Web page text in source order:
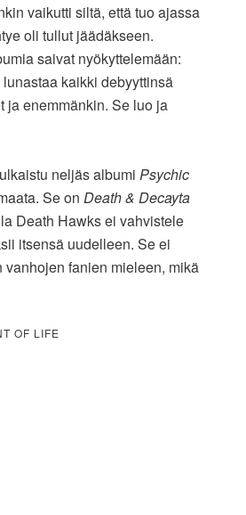
vaikutti siltä, että tuo ajassa
oli tullut jäädäkseen.
saivat nyökyttelemään:
kaikki debyyttinsä
ja enemmänkin. Se luo ja
neljäs albumi Psychic
Se on Death & Decayta
Death Hawks ei vahvistele
itsensä uudelleen. Se ei
vanhojen fanien mieleen, mikä
OF LIFE